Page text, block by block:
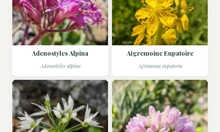
Adenostyles Alpina
Adenostyles alpina
Aigremoine Eupatoire
Agrimonia eupatoria